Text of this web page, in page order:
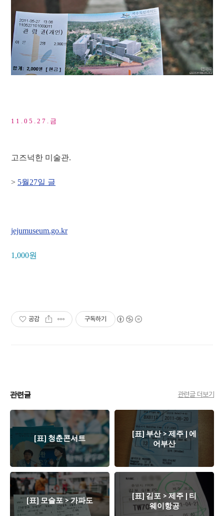
1 1 . 0 5 . 2 7 . 금
고즈넉한 미술관.
> 5월27일 글
jejumuseum.go.kr
1,000원
공감 구독하기
관련글 관련글 더보기
[표] 청춘콘서트
[표] 부산 > 제주 | 에
어부산
[표] 모슬포 > 가파도
[표] 김포 > 제주 | 티
웨이항공